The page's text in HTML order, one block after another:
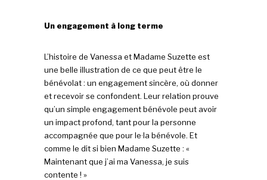
Un engagement à long terme
L’histoire de Vanessa et Madame Suzette est
une belle illustration de ce que peut être le
bénévolat : un engagement sincère, où donner
et recevoir se confondent. Leur relation prouve
qu’un simple engagement bénévole peut avoir
un impact profond, tant pour la personne
accompagnée que pour le·la bénévole. Et
comme le dit si bien Madame Suzette : «
Maintenant que j’ai ma Vanessa, je suis
contente ! »